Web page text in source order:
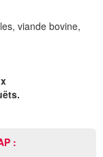
viande bovine,
: